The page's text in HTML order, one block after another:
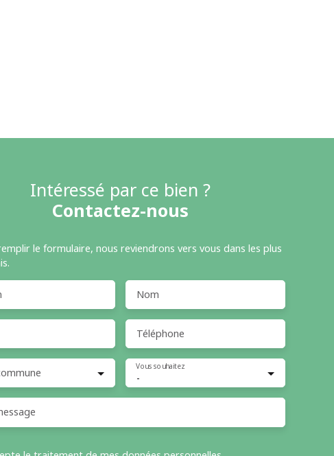
Intéressé par ce bien ?
Contactez-nous
le formulaire, nous reviendrons vers vous dans les plus
Nom
Téléphone
-
Vous souhaitez